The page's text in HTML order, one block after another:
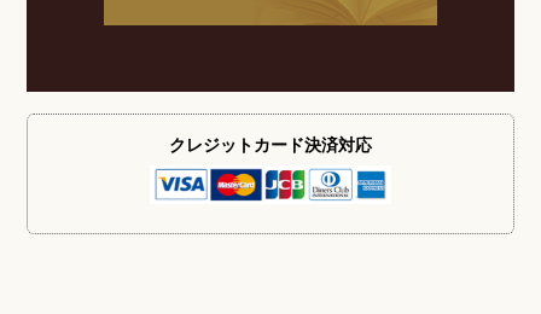
クレジットカード決済対応